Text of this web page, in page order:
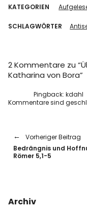
KATEGORIEN
SCHLAGWÖRTER
2 Kommentare zu “
Katharina von Bora”
Pingback:kdahl
Kommentare sind
Vorheriger Beitrag
Bedrängnis und
Römer 5,1-5
Archiv